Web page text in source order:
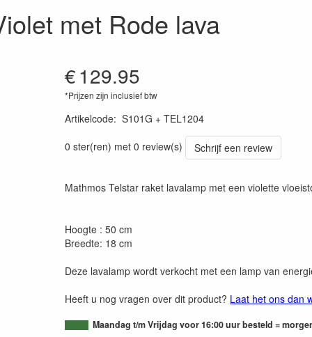
met Rode lava
€129.95
*Prijzen zijn inclusief btw
Artikelcode: S101G + TEL1204
0 ster(ren) met 0 review(s)
Schrijf een review
Mathmos Telstar raket lavalamp met een violette
Hoogte : 50 cm
Breedte: 18 cm
Deze lavalamp wordt verkocht met een lamp van
Heeft u nog vragen over dit product? Laat het ons dan
Maandag t/m Vrijdag voor 16:00 uur besteld =